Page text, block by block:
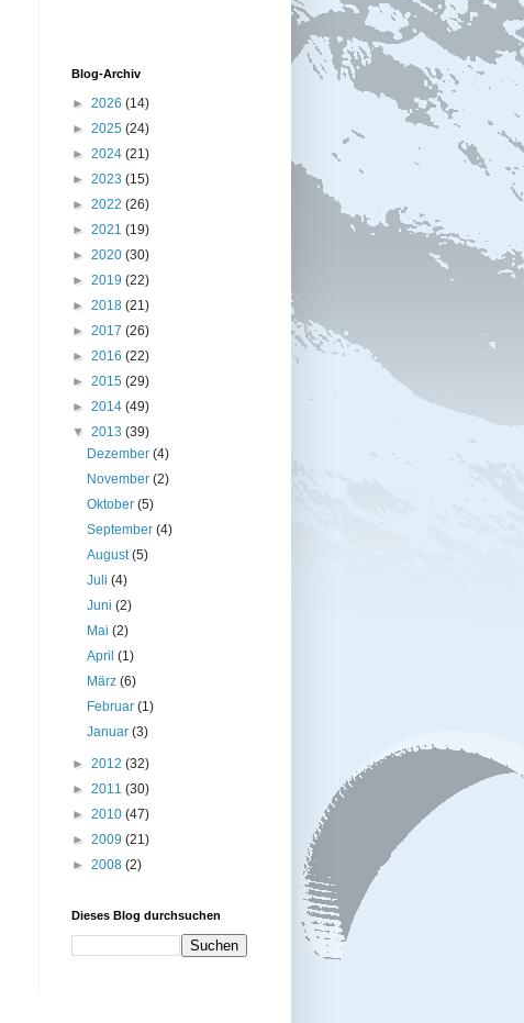
Blog-Archiv
► 2026 (14)
► 2025 (24)
► 2024 (21)
► 2023 (15)
► 2022 (26)
► 2021 (19)
► 2020 (30)
► 2019 (22)
► 2018 (21)
► 2017 (26)
► 2016 (22)
► 2015 (29)
► 2014 (49)
▼ 2013 (39)
Dezember(4)
November(2)
Oktober(5)
September(4)
August(5)
Juli(4)
Juni(2)
Mai(2)
April(1)
März(6)
Februar(1)
Januar(3)
► 2012 (32)
► 2011 (30)
► 2010 (47)
► 2009 (21)
► 2008 (2)
Dieses Blog durchsuchen